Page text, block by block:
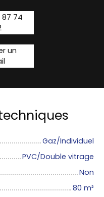
87 74
un
Gaz/Individuel
PVC/Double vitrage
Non
80 m²